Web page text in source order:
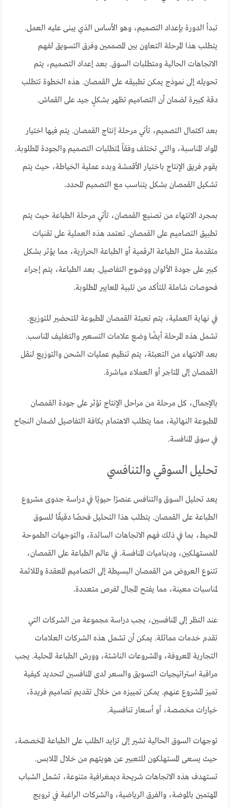
تبدأ الدورة بإعداد التصميم، وهو الأساس الذي يبنى عليه العمل.
يتطلب هذا المرحلة التعاون بين المصممين وفرق التسويق لفهم
الاتجاهات الحالية ومتطلبات السوق. بعد إعداد التصميم، يتم
تحويله إلى نموذج يمكن تطبيقه على القمصان. هذه الخطوة تتطلب
دقة كبيرة لضمان أن التصاميم تظهر بشكلٍ جيد على القماش.
بعد اكتمال التصميم، تأتي مرحلة إنتاج القمصان. يتم فيها اختيار
المواد المناسبة، والتي تختلف وفقاً لمتطلبات التصميم والجودة المطلوبة.
يقوم فريق الإنتاج باختيار الأقمشة وبدء عملية الخياطة، حيث يتم
تشكيل القمصان بشكل يتناسب مع التصميم المحدد.
بمجرد الانتهاء من تصنيع القمصان، تأتي مرحلة الطباعة حيث يتم
تطبيق التصاميم على القمصان. تعتمد هذه العملية على تقنيات
متقدمة مثل الطباعة الرقمية أو الطباعة الحرارية، مما يؤثر بشكل
كبير على جودة الألوان ووضوح التفاصيل. بعد الطباعة، يتم إجراء
فحوصات شاملة للتأكد من تلبية المعايير المطلوبة.
في نهاية العملية، يتم تعبئة القمصان المطبوعة للتحضير للتوزيع.
تشمل هذه المرحلة أيضًا وضع علامات التسعير والتغليف المناسب.
بعد الانتهاء من التعبئة، يتم تنظيم عمليات الشحن والتوزيع لنقل
القمصان إلى المتاجر أو العملاء مباشرة.
بالإجمال، كل مرحلة من مراحل الإنتاج تؤثر على جودة القمصان
المطبوعة النهائية، مما يتطلب الاهتمام بكافة التفاصيل لضمان النجاح
في سوق المنافسة.
تحليل السوقي والتنافسي
يعد تحليل السوق والتنافس عنصرًا حيويًا في دراسة جدوى مشروع
الطباعة على القمصان. يتطلب هذا التحليل فحصًا دقيقًا للسوق
المحيط، بما في ذلك فهم الاتجاهات السائدة، والتوجهات الطموحة
للمستهلكين، وديناميات المنافسة. في عالم الطباعة على القمصان،
تتنوع العروض من القمصان البسيطة إلى التصاميم المعقدة والملائمة
لمناسبات معينة، مما يفتح المجال لفرص متعددة.
عند النظر إلى المنافسين، يجب دراسة مجموعة من الشركات التي
تقدم خدمات مماثلة. يمكن أن تشمل هذه الشركات العلامات
التجارية المعروفة، والمشروعات الناشئة، وورش الطباعة المحلية. يجب
مراقبة استراتيجيات التسويق والسعر لدى المنافسين لتحديد كيفية
تميز المشروع عنهم. يمكن تمييزه من خلال تقديم تصاميم فريدة،
خيارات مخصصة، أو أسعار تنافسية.
توجهات السوق الحالية تشير إلى تزايد الطلب على الطباعة المخصصة،
حيث يسعى المستهلكون للتعبير عن هويتهم من خلال الملابس.
تستهدف هذه الاتجاهات شريحة ديمغرافية متنوعة، تشمل الشباب
المهتمين بالموضة، والفرق الرياضية، والشركات الراغبة في ترويج